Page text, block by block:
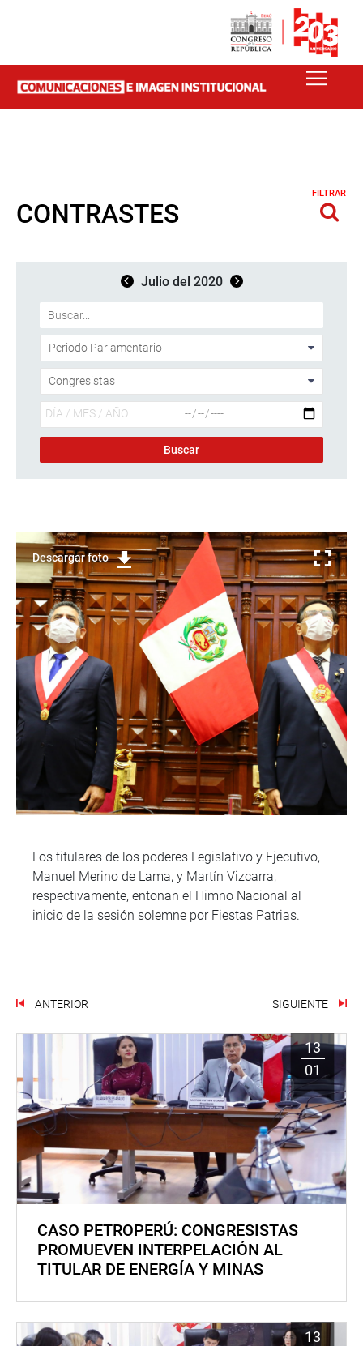
CONTRASTES
FILTRAR
Julio del 2020
Descargar foto
Los titulares de los poderes Legislativo y Ejecutivo,
Manuel Merino de Lama, y Martín Vizcarra,
respectivamente, entonan el Himno Nacional al
inicio de la sesión solemne por Fiestas Patrias.
ANTERIOR SIGUIENTE
13
01
CASO PETROPERÚ: CONGRESISTAS
PROMUEVEN INTERPELACIÓN AL
TITULAR DE ENERGÍA Y MINAS
13